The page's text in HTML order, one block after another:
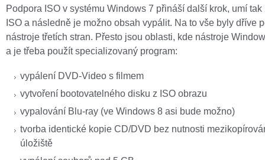
Podpora ISO v systému Windows 7 přináší další krok, umí tak
ISO a následně je možno obsah vypálit. Na to vše byly dříve
nástroje třetích stran. Přesto jsou oblasti, kde nástroje
a je třeba použít specializovaný program:
vypálení DVD-Video s filmem
vytvoření bootovatelného disku z ISO obrazu
vypalování Blu-ray (ve Windows 8 asi bude možno)
tvorba identické kopie CD/DVD bez nutnosti
úložiště